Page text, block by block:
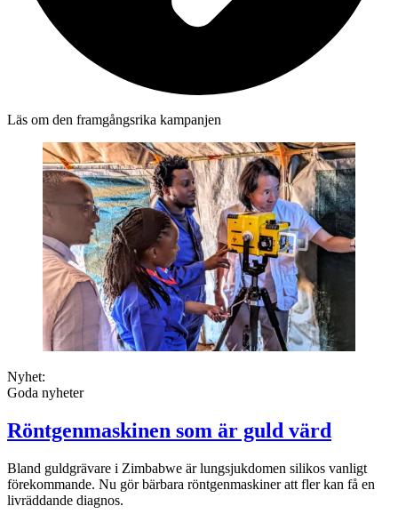
Läs om den framgångsrika kampanjen
Nyhet:
Goda nyheter
Röntgenmaskinen som är guld värd
Bland guldgrävare i Zimbabwe är lungsjukdomen silikos vanligt
förekommande. Nu gör bärbara röntgenmaskiner att fler kan få en
livräddande diagnos.